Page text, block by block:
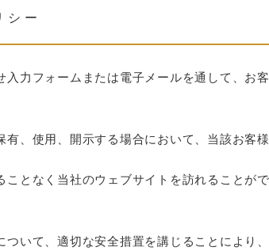
シー
入力フォームまたは電子メールを通して、
、使用、開示する場合において、当該お客
となく当社のウェブサイトを訪れることが
ついて、適切な安全措置を講じることによ